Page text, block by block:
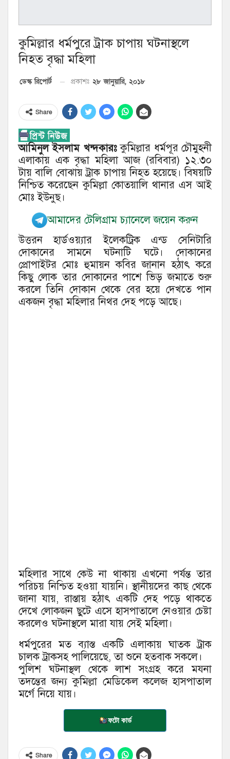
কুমিল্লার ধর্মপুরে ট্রাক চাপায় ঘটনাস্থলে
নিহত বৃদ্ধা মহিলা
ডেস্ক রিপোর্ট প্রকাশঃ ২৮ জানুয়ারি, ২০১৮
Share
আমিনুল ইসলাম খন্দকারঃকুমিল্লার ধর্মপূর চৌমুহনী
এলাকায় এক বৃদ্ধা মহিলা আজ (রবিবার) ১২.৩০
টায় বালি বোঝায় ট্রাক চাপায় নিহত হয়েছে। বিষয়টি
নিশ্চিত করেছেন কুমিল্লা কোতয়ালি থানার এস আই
মোঃ ইউনুছ।
আমাদের টেলিগ্রাম চ্যানেলে জয়েন করুন
উত্তরন হার্ডওয়্যার ইলেকট্রিক এন্ড সেনিটারি
দোকানের সামনে ঘটনাটি ঘটে। দোকানের
প্রোপাইটর মোঃ হুমায়ন কবির জানান হঠাৎ করে
কিছু লোক তার দোকানের পাশে ভিড় জমাতে শুরু
করলে তিনি দোকান থেকে বের হয়ে দেখতে পান
একজন বৃদ্ধা মহিলার নিথর দেহ পড়ে আছে।
মহিলার সাথে কেউ না থাকায় এখনো পর্যন্ত তার
পরিচয় নিশ্চিত হওয়া যায়নি। স্থানীয়দের কাছ থেকে
জানা যায়, রাস্তায় হঠাৎ একটি দেহ পড়ে থাকতে
দেখে লোকজন ছুটে এসে হাসপাতালে নেওয়ার চেষ্টা
করলেও ঘটনাস্থলে মারা যায় সেই মহিলা।
ধর্মপুরের মত ব্যাস্ত একটি এলাকায় ঘাতক ট্রাক
চালক ট্রাকসহ পালিয়েছে, তা শুনে হতবাক সকলে।
পুলিশ ঘটনাস্থল থেকে লাশ সংগ্রহ করে মযনা
তদন্তের জন্য কুমিল্লা মেডিকেল কলেজ হাসপাতাল
মর্গে নিয়ে যায়।
ফটো কার্ড
Share